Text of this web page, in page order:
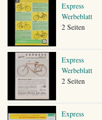
Express
Werbeblatt
2 Seiten
Express
Werbeblatt
2 Seiten
Express